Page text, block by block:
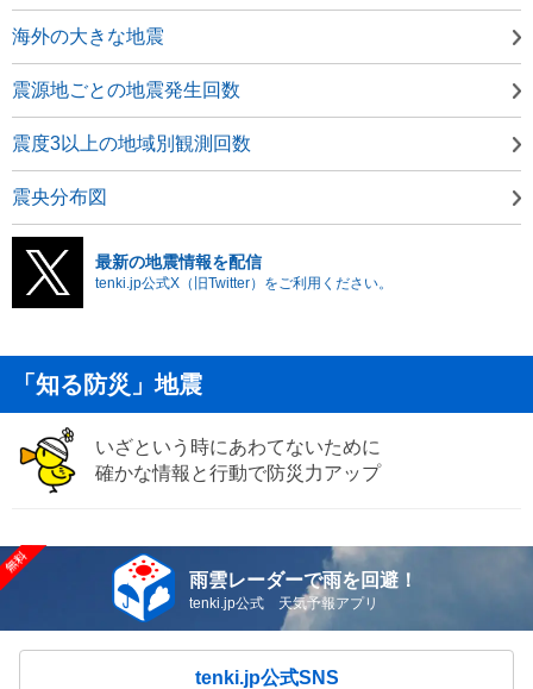
海外の大きな地震
震源地ごとの地震発生回数
震度3以上の地域別観測回数
震央分布図
最新の地震情報を配信
tenki.jp公式X（旧Twitter）をご利用ください。
「知る防災」地震
いざという時にあわてないために
確かな情報と行動で防災力アップ
雨雲レーダーで雨を回避！
tenki.jp公式 天気予報アプリ
tenki.jp公式SNS